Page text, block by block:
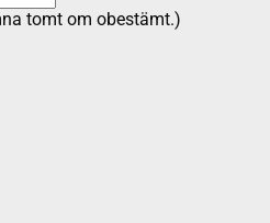
tomt om obestämt.)